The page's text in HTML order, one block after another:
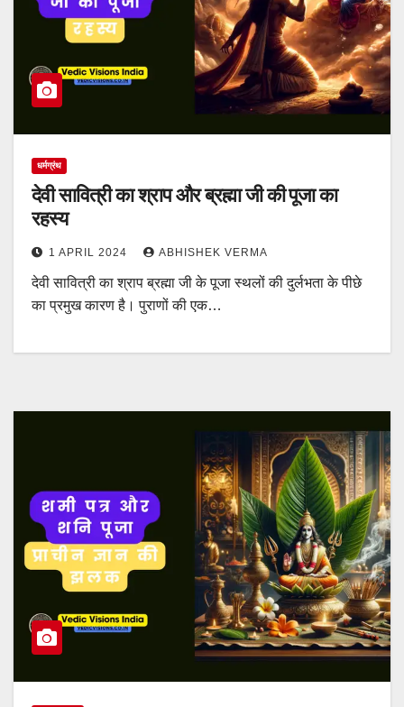
धर्मग्रंथ
देवी सावित्री का श्राप और ब्रह्मा जी की पूजा का
रहस्य
1 APRIL 2024 ABHISHEK VERMA
देवी सावित्री का श्राप ब्रह्मा जी के पूजा स्थलों की दुर्लभता के पीछे
का प्रमुख कारण है। पुराणों की एक…